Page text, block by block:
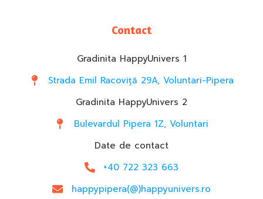
Contact
Gradinita HappyUnivers 1
Strada Emil Racoviță 29A, Voluntari-Pipera
Gradinita HappyUnivers 2
Bulevardul Pipera 1Z, Voluntari
Date de contact
+40 722 323 663
happypipera(@)happyunivers.ro